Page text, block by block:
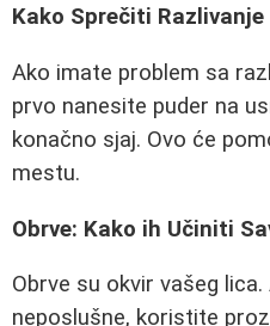
Kako Sprečiti Razlivanje
Ako imate problem sa
prvo nanesite puder na
konačno sjaj. Ovo će
mestu.
Obrve: Kako ih Učiniti
Obrve su okvir vašeg
neposlušne, koristite